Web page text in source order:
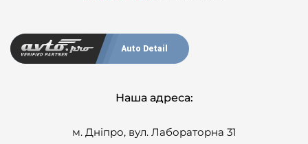
Auto Detail
Наша адреса:
м. Дніпро, вул. Лабораторна 31